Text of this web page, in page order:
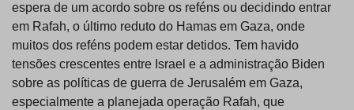
espera de um acordo sobre os reféns ou decidindo entrar
em Rafah, o último reduto do Hamas em Gaza, onde
muitos dos reféns podem estar detidos. Tem havido
tensões crescentes entre Israel e a administração Biden
sobre as políticas de guerra de Jerusalém em Gaza,
especialmente a planejada operação Rafah, que